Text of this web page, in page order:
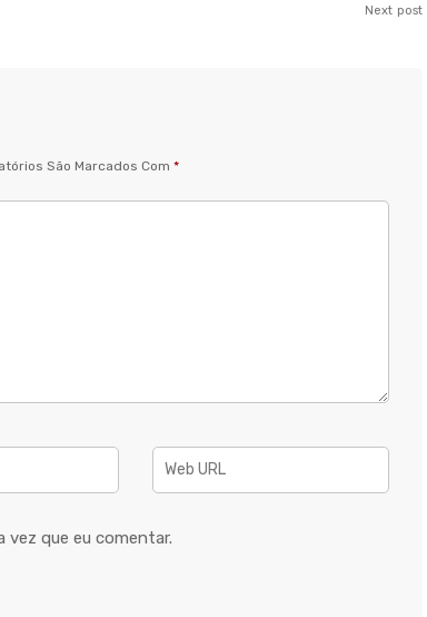
Next post
São Marcados Com *
vez que eu comentar.